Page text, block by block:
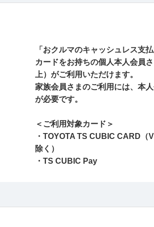
「おクルマのキャッシュレス支
カードをお持ちの個人本人会員
上）がご利用いただけます。
家族会員さまのご利用には、本
が必要です。
＜ご利用対象カード＞
・TOYOTA TS CUBIC CARD（
除く）
・TS CUBIC Pay